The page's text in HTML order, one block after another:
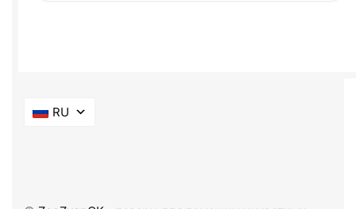
RU